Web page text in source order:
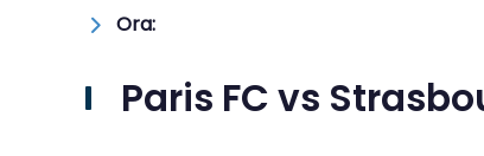
Ora:
Paris FC vs